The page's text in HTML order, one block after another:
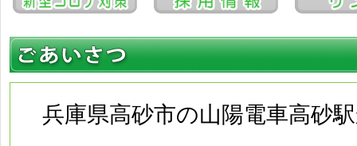
兵庫県高砂市の山陽電車高砂